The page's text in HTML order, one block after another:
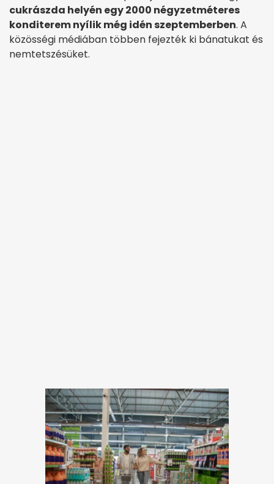
cukrászda helyén egy 2000 négyzetméteres
konditerem nyílik még idén szeptemberben. A
közösségi médiában többen fejezték ki bánatukat és
nemtetszésüket.